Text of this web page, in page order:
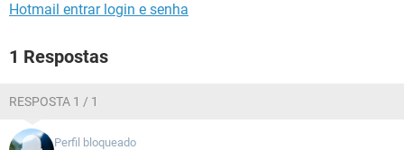
Hotmail entrar login e senha
1 Respostas
RESPOSTA 1 / 1
Perfil bloqueado